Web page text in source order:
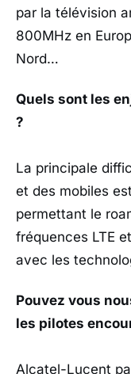
par la télévision
800MHz en
Nord…
Quels sont les
?
La principale
et des mobiles
permettant le
fréquences LTE
avec les
Pouvez vous
les pilotes
Alcatel-Lucent